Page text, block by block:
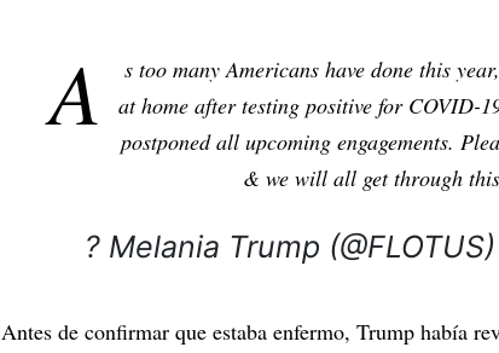
A s too many Americans have done this year,
at home after testing positive for COVID-
postponed all upcoming engagements.
& we will all get through
? Melania Trump (@FLOTUS)
Antes de confirmar que estaba enfermo, Trump había